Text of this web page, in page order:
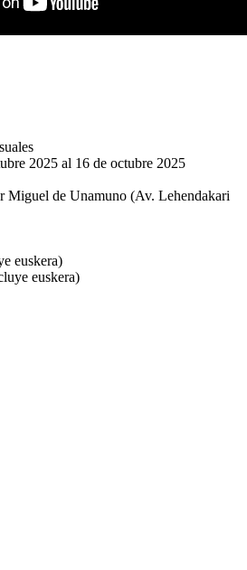
2025 al 16 de octubre 2025
Miguel de Unamuno (Av. Lehendakari
euskera)
euskera)